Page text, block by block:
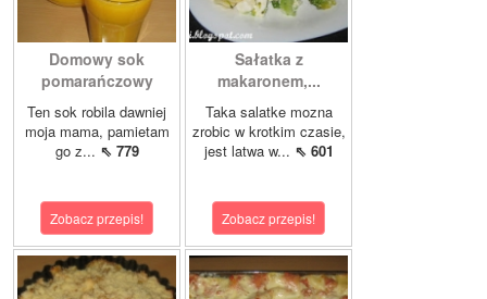
Domowy sok
pomarańczowy
Ten sok robila dawniej
moja mama, pamietam
go z... ⇖ 779
Zobacz przepis!
Sałatka z
makaronem,...
Taka salatke mozna
zrobic w krotkim czasie,
jest latwa w... ⇖ 601
Zobacz przepis!